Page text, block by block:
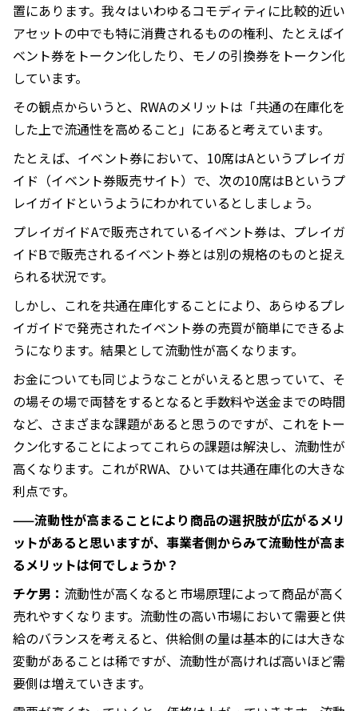
置にあります。我々はいわゆるコモディティに比較的近い
アセットの中でも特に消費されるものの権利、たとえばイ
ベント券をトークン化したり、モノの引換券をトークン化
しています。
その観点からいうと、RWAのメリットは「共通の在庫化を
した上で流通性を高めること」にあると考えています。
たとえば、イベント券において、10席はAというプレイガ
イド（イベント券販売サイト）で、次の10席はBというプ
レイガイドというようにわかれているとしましょう。
プレイガイドAで販売されているイベント券は、プレイガ
イドBで販売されるイベント券とは別の規格のものと捉え
られる状況です。
しかし、これを共通在庫化することにより、あらゆるプレ
イガイドで発売されたイベント券の売買が簡単にできるよ
うになります。結果として流動性が高くなります。
お金についても同じようなことがいえると思っていて、そ
の場その場で両替をするとなると手数料や送金までの時間
など、さまざまな課題があると思うのですが、これをトー
クン化することによってこれらの課題は解決し、流動性が
高くなります。これがRWA、ひいては共通在庫化の大きな
利点です。
——流動性が高まることにより商品の選択肢が広がるメリ
ットがあると思いますが、事業者側からみて流動性が高ま
るメリットは何でしょうか？
チケ男： 流動性が高くなると市場原理によって商品が高く
売れやすくなります。流動性の高い市場において需要と供
給のバランスを考えると、供給側の量は基本的には大きな
変動があることは稀ですが、流動性が高ければ高いほど需
要側は増えていきます。